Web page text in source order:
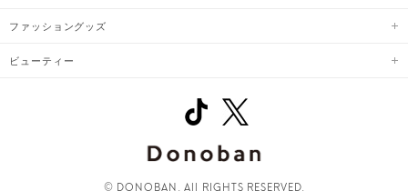
ファッショングッズ
ビューティー
© DONOBAN. All RIGHTS RESERVED.